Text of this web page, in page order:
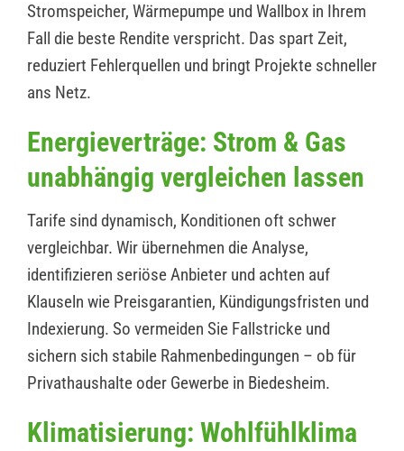
Stromspeicher, Wärmepumpe und Wallbox in Ihrem
Fall die beste Rendite verspricht. Das spart Zeit,
reduziert Fehlerquellen und bringt Projekte schneller
ans Netz.
Energieverträge: Strom & Gas
unabhängig vergleichen lassen
Tarife sind dynamisch, Konditionen oft schwer
vergleichbar. Wir übernehmen die Analyse,
identifizieren seriöse Anbieter und achten auf
Klauseln wie Preisgarantien, Kündigungsfristen und
Indexierung. So vermeiden Sie Fallstricke und
sichern sich stabile Rahmenbedingungen – ob für
Privathaushalte oder Gewerbe in Biedesheim.
Klimatisierung: Wohlfühlklima